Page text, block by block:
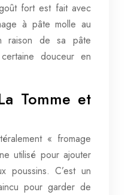
fort est fait avec
à pâte molle au
raison de sa pâte
douceur en
Tomme et
« fromage
utilisé pour ajouter
poussins. C’est un
pour garder de